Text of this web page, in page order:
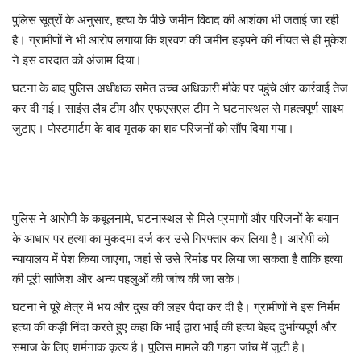
पुलिस सूत्रों के अनुसार, हत्या के पीछे जमीन विवाद की आशंका भी जताई जा रही
है। ग्रामीणों ने भी आरोप लगाया कि श्रवण की जमीन हड़पने की नीयत से ही मुकेश
ने इस वारदात को अंजाम दिया।
घटना के बाद पुलिस अधीक्षक समेत उच्च अधिकारी मौके पर पहुंचे और कार्रवाई तेज
कर दी गई। साइंस लैब टीम और एफएसएल टीम ने घटनास्थल से महत्वपूर्ण साक्ष्य
जुटाए। पोस्टमार्टम के बाद मृतक का शव परिजनों को सौंप दिया गया।
पुलिस ने आरोपी के कबूलनामे, घटनास्थल से मिले प्रमाणों और परिजनों के बयान
के आधार पर हत्या का मुकदमा दर्ज कर उसे गिरफ्तार कर लिया है। आरोपी को
न्यायालय में पेश किया जाएगा, जहां से उसे रिमांड पर लिया जा सकता है ताकि हत्या
की पूरी साजिश और अन्य पहलुओं की जांच की जा सके।
घटना ने पूरे क्षेत्र में भय और दुख की लहर पैदा कर दी है। ग्रामीणों ने इस निर्मम
हत्या की कड़ी निंदा करते हुए कहा कि भाई द्वारा भाई की हत्या बेहद दुर्भाग्यपूर्ण और
समाज के लिए शर्मनाक कृत्य है। पुलिस मामले की गहन जांच में जुटी है।